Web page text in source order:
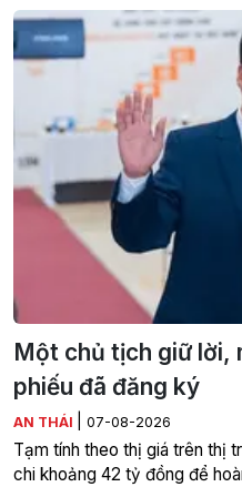
Một chủ tịch giữ lời,
phiếu đã đăng ký
AN THÁI 07-08-2026
Tạm tính theo thị giá trên thị
chi khoảng 42 tỷ đồng để